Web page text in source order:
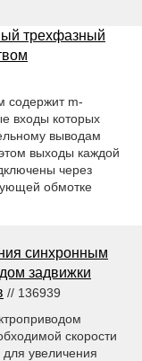
трехфазный
содержит m-
входы которых
выводам
выходы каждой
через
обмотке
синхронным
задвижки
// 136939
скорости
увеличения